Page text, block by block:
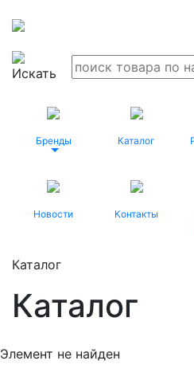
Бренды Каталог
Новости Контакты
Каталог
Каталог
Элемент не найден